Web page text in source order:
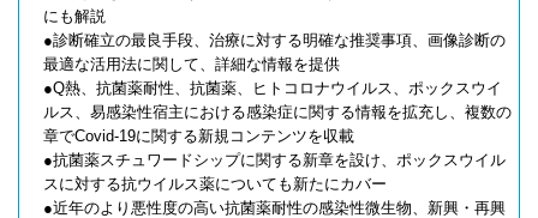
にも解説
●診断確立の最良手段、治療に対する明確な推奨事項、画像診断の
最適な活用法に関して、詳細な情報を提供
●Q熱、抗菌薬耐性、抗菌薬、ヒトコロナウイルス、ポックスウイ
ルス、易感染性宿主における感染症に関する情報を拡充し、複数の
章でCovid-19に関する新規コンテンツを収載
●抗菌薬スチュワードシップに関する新章を設け、ポックスウイル
スに対する抗ウイルス薬についても新たにカバー
●近年のより悪性度の高い抗菌薬耐性の感染性微生物、新興・再興